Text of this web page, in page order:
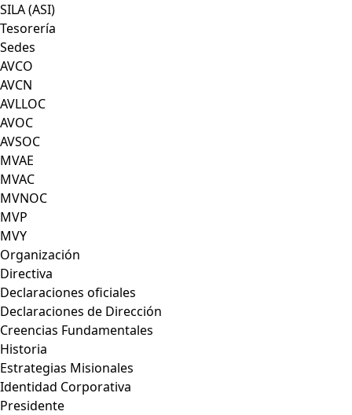
SILA (ASI)
Tesorería
Sedes
AVCO
AVCN
AVLLOC
AVOC
AVSOC
MVAE
MVAC
MVNOC
MVP
MVY
Organización
Directiva
Declaraciones oficiales
Declaraciones de Dirección
Creencias Fundamentales
Historia
Estrategias Misionales
Identidad Corporativa
Presidente